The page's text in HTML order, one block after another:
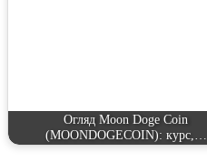
Огляд Moon Doge Coin
(MOONDOGECOIN): курс,…